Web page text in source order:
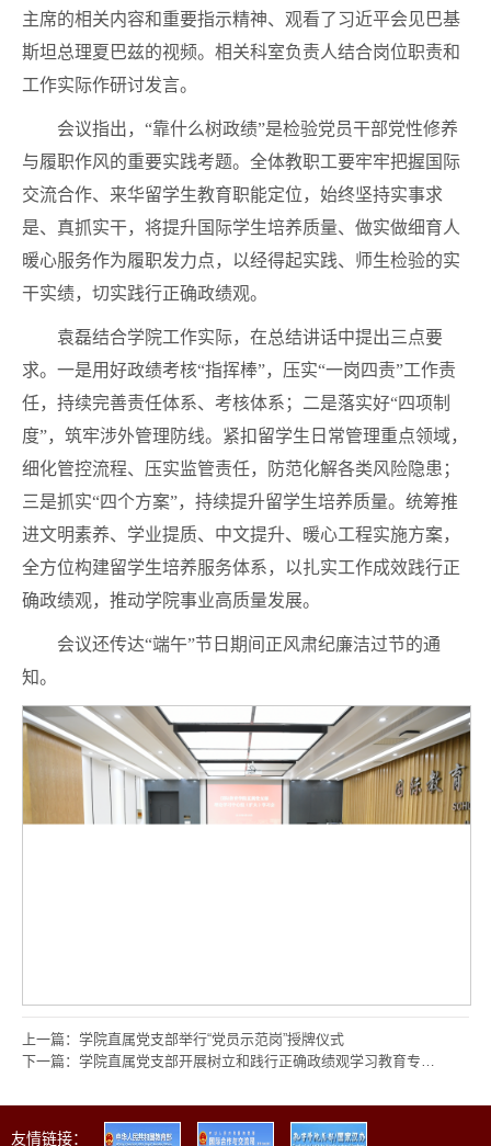
主席的相关内容和重要指示精神、观看了习近平会见巴基
斯坦总理夏巴兹的视频。相关科室负责人结合岗位职责和
工作实际作研讨发言。
会议指出，“靠什么树政绩”是检验党员干部党性修养
与履职作风的重要实践考题。全体教职工要牢牢把握国际
交流合作、来华留学生教育职能定位，始终坚持实事求
是、真抓实干，将提升国际学生培养质量、做实做细育人
暖心服务作为履职发力点，以经得起实践、师生检验的实
干实绩，切实践行正确政绩观。
袁磊结合学院工作实际，在总结讲话中提出三点要
求。一是用好政绩考核“指挥棒”，压实“一岗四责”工作责
任，持续完善责任体系、考核体系；二是落实好“四项制
度”，筑牢涉外管理防线。紧扣留学生日常管理重点领域，
细化管控流程、压实监管责任，防范化解各类风险隐患；
三是抓实“四个方案”，持续提升留学生培养质量。统筹推
进文明素养、学业提质、中文提升、暖心工程实施方案，
全方位构建留学生培养服务体系，以扎实工作成效践行正
确政绩观，推动学院事业高质量发展。
会议还传达“端午”节日期间正风肃纪廉洁过节的通
知。
上一篇：学院直属党支部举行“党员示范岗”授牌仪式
下一篇：学院直属党支部开展树立和践行正确政绩观学习教育专题党课
友情链接：